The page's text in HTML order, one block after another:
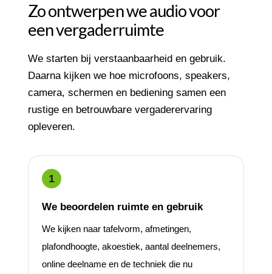
Zo ontwerpen we audio voor
een vergaderruimte
We starten bij verstaanbaarheid en gebruik.
Daarna kijken we hoe microfoons, speakers,
camera, schermen en bediening samen een
rustige en betrouwbare vergaderervaring
opleveren.
We beoordelen ruimte en gebruik
We kijken naar tafelvorm, afmetingen,
plafondhoogte, akoestiek, aantal deelnemers,
online deelname en de techniek die nu